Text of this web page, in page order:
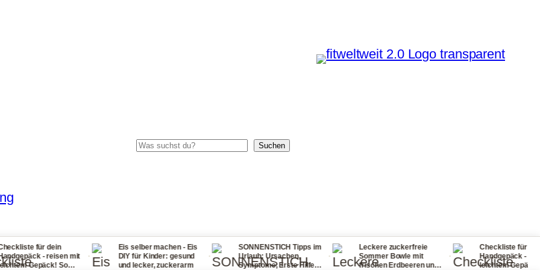
Suchen Suchen
dein
- reisen mit
So
·
Eis selber machen - Eis
DIY für Kinder: gesund
und lecker, zuckerarm
·
SONNENSTICH Tipps im
Urlaub: Ursachen,
Symptome, Erste Hilfe
·
Leckere zuckerfreie
Sommer Bowle mit
frischen Erdbeeren und
·
Checkliste für dein
Handgepäck - reisen mit
leichtem Gepäck! So